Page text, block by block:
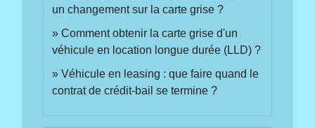
un changement sur la carte grise ?
Comment obtenir la carte grise d'un
véhicule en location longue durée (LLD) ?
Véhicule en leasing : que faire quand le
contrat de crédit-bail se termine ?